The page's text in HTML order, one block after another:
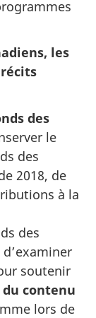
les
des
le
des
2018, de
à la
des
soutenir
contenu
lors de